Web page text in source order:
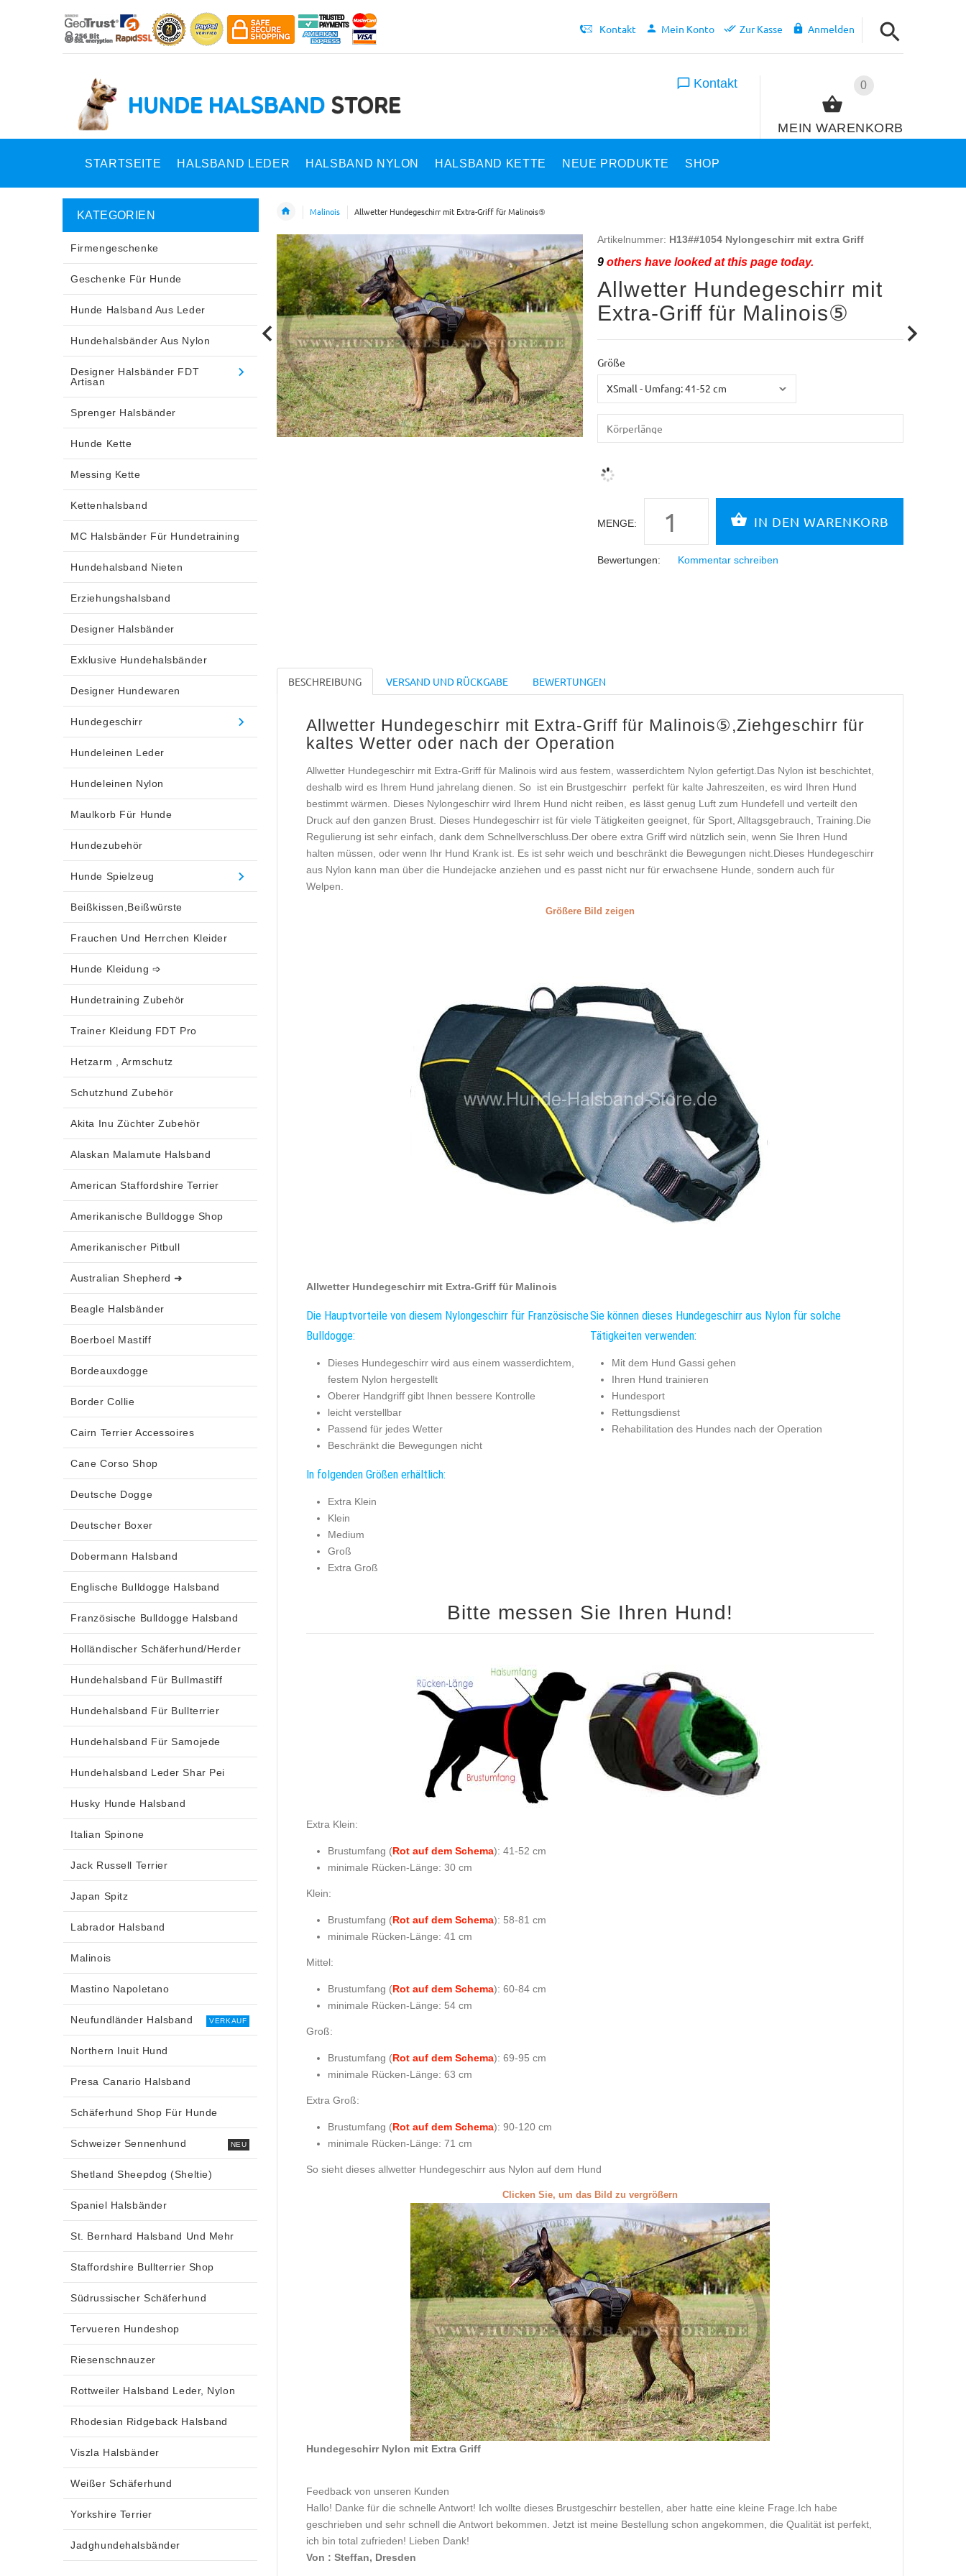
Kontakt Mein Konto Zur Kasse Anmelden
0
MEIN WARENKORB
Kontakt
STARTSEITE HALSBAND LEDER HALSBAND NYLON HALSBAND KETTE NEUE PRODUKTE SHOP
Malinois Allwetter Hundegeschirr mit Extra-Griff für Malinois⑤
Artikelnummer: H13##1054 Nylongeschirr mit extra Griff
9others have looked at this page today.
Allwetter Hundegeschirr mit
Extra-Griff für Malinois⑤
Größe
MENGE:
Bewertungen: Kommentar schreiben
BESCHREIBUNG VERSAND UND RÜCKGABE BEWERTUNGEN
Allwetter Hundegeschirr mit Extra-Griff für Malinois⑤,Ziehgeschirr für
kaltes Wetter oder nach der Operation
Allwetter Hundegeschirr mit Extra-Griff für Malinois wird aus festem, wasserdichtem Nylon gefertigt.Das Nylon ist beschichtet,
deshalb wird es Ihrem Hund jahrelang dienen. So ist ein Brustgeschirr perfekt für kalte Jahreszeiten, es wird Ihren Hund
bestimmt wärmen. Dieses Nylongeschirr wird Ihrem Hund nicht reiben, es lässt genug Luft zum Hundefell und verteilt den
Druck auf den ganzen Brust. Dieses Hundegeschirr ist für viele Tätigkeiten geeignet, für Sport, Alltagsgebrauch, Training.Die
Regulierung ist sehr einfach, dank dem Schnellverschluss.Der obere extra Griff wird nützlich sein, wenn Sie Ihren Hund
halten müssen, oder wenn Ihr Hund Krank ist. Es ist sehr weich und beschränkt die Bewegungen nicht.Dieses Hundegeschirr
aus Nylon kann man über die Hundejacke anziehen und es passt nicht nur für erwachsene Hunde, sondern auch für
Welpen.
Größere Bild zeigen
Allwetter Hundegeschirr mit Extra-Griff für Malinois
Die Hauptvorteile von diesem Nylongeschirr für Französische
Bulldogge:
Dieses Hundegeschirr wird aus einem wasserdichtem,
festem Nylon hergestellt
Oberer Handgriff gibt Ihnen bessere Kontrolle
leicht verstellbar
Passend für jedes Wetter
Beschränkt die Bewegungen nicht
Sie können dieses Hundegeschirr aus Nylon für solche
Tätigkeiten verwenden:
Mit dem Hund Gassi gehen
Ihren Hund trainieren
Hundesport
Rettungsdienst
Rehabilitation des Hundes nach der Operation
In folgenden Größen erhältlich:
Extra Klein
Klein
Medium
Groß
Extra Groß
Bitte messen Sie Ihren Hund!
Extra Klein:
Brustumfang (Rot auf dem Schema): 41-52 cm
minimale Rücken-Länge: 30 cm
Klein:
Brustumfang (Rot auf dem Schema): 58-81 cm
minimale Rücken-Länge: 41 cm
Mittel:
Brustumfang (Rot auf dem Schema): 60-84 cm
minimale Rücken-Länge: 54 cm
Groß:
Brustumfang (Rot auf dem Schema): 69-95 cm
minimale Rücken-Länge: 63 cm
Extra Groß:
Brustumfang (Rot auf dem Schema): 90-120 cm
minimale Rücken-Länge: 71 cm
So sieht dieses allwetter Hundegeschirr aus Nylon auf dem Hund
Clicken Sie, um das Bild zu vergrößern
Hundegeschirr Nylon mit Extra Griff
Feedback von unseren Kunden
Hallo! Danke für die schnelle Antwort! Ich wollte dieses Brustgeschirr bestellen, aber hatte eine kleine Frage.Ich habe
geschrieben und sehr schnell die Antwort bekommen. Jetzt ist meine Bestellung schon angekommen, die Qualität ist perfekt,
ich bin total zufrieden! Lieben Dank!
Von : Steffan, Dresden
KATEGORIEN
Firmengeschenke
Geschenke Für Hunde
Hunde Halsband Aus Leder
Hundehalsbänder Aus Nylon
Designer Halsbänder FDT
Artisan
Sprenger Halsbänder
Hunde Kette
Messing Kette
Kettenhalsband
MC Halsbänder Für Hundetraining
Hundehalsband Nieten
Erziehungshalsband
Designer Halsbänder
Exklusive Hundehalsbänder
Designer Hundewaren
Hundegeschirr
Hundeleinen Leder
Hundeleinen Nylon
Maulkorb Für Hunde
Hundezubehör
Hunde Spielzeug
Beißkissen,Beißwürste
Frauchen Und Herrchen Kleider
Hunde Kleidung ➩
Hundetraining Zubehör
Trainer Kleidung FDT Pro
Hetzarm , Armschutz
Schutzhund Zubehör
Akita Inu Züchter Zubehör
Alaskan Malamute Halsband
American Staffordshire Terrier
Amerikanische Bulldogge Shop
Amerikanischer Pitbull
Australian Shepherd ➜
Beagle Halsbänder
Boerboel Mastiff
Bordeauxdogge
Border Collie
Cairn Terrier Accessoires
Cane Corso Shop
Deutsche Dogge
Deutscher Boxer
Dobermann Halsband
Englische Bulldogge Halsband
Französische Bulldogge Halsband
Holländischer Schäferhund/Herder
Hundehalsband Für Bullmastiff
Hundehalsband Für Bullterrier
Hundehalsband Für Samojede
Hundehalsband Leder Shar Pei
Husky Hunde Halsband
Italian Spinone
Jack Russell Terrier
Japan Spitz
Labrador Halsband
Malinois
Mastino Napoletano
Neufundländer Halsband VERKAUF
Northern Inuit Hund
Presa Canario Halsband
Schäferhund Shop Für Hunde
Schweizer Sennenhund NEU
Shetland Sheepdog (Sheltie)
Spaniel Halsbänder
St. Bernhard Halsband Und Mehr
Staffordshire Bullterrier Shop
Südrussischer Schäferhund
Tervueren Hundeshop
Riesenschnauzer
Rottweiler Halsband Leder, Nylon
Rhodesian Ridgeback Halsband
Viszla Halsbänder
Weißer Schäferhund
Yorkshire Terrier
Jadghundehalsbänder